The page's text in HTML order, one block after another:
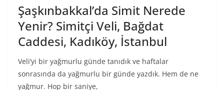
Şaşkınbakkal’da Simit Nerede
Yenir? Simitçi Veli, Bağdat
Caddesi, Kadıköy, İstanbul
Veli’yi bir yağmurlu günde tanıdık ve haftalar
sonrasında da yağmurlu bir günde yazdık. Hem de ne
yağmur. Hop bir saniye,